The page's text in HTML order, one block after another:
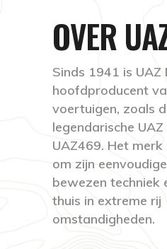
OVER
Sinds 1941 is UAZ
hoofdproducent
voertuigen, zoals
legendarische
UAZ469. Het
om zijn
bewezen techniek
thuis in extreme rij
omstandigheden.